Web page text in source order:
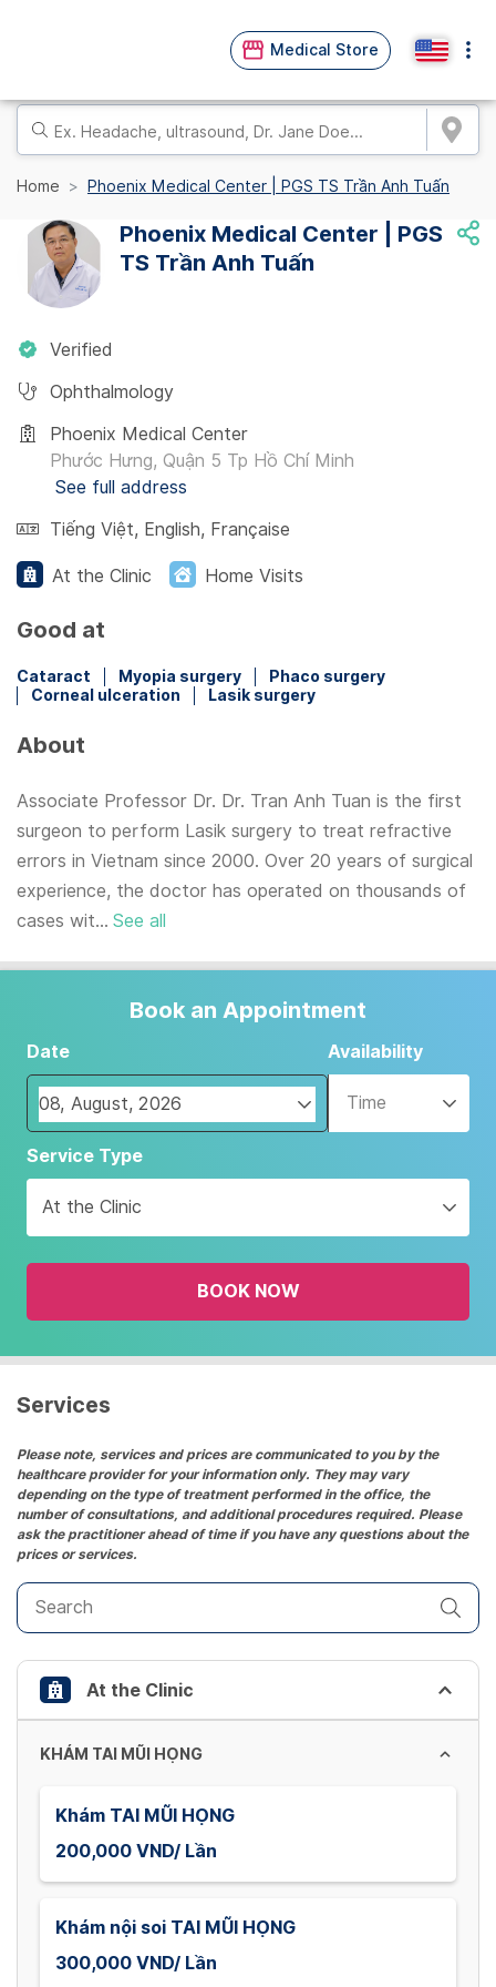
Medical Store
Home Phoenix Medical Center | PGS TS Trần Anh Tuấn
Phoenix Medical Center | PGS
TS Trần Anh Tuấn
Verified
Ophthalmology
Phoenix Medical Center
Phước Hưng, Quận 5 Tp Hồ Chí Minh
See full address
Tiếng Việt, English, Française
At the Clinic Home Visits
Good at
Cataract Myopia surgery
Phaco surgery
Corneal ulceration
Lasik surgery
About
Associate Professor Dr. Dr. Tran Anh Tuan is the first
surgeon to perform Lasik surgery to treat refractive
errors in Vietnam since 2000. Over 20 years of surgical
experience, the doctor has operated on thousands of
cases wit... See all
Book an Appointment
Date
Navigate
forward
interact
with
the
and
date.
the
question
mark
key
to
get
the
keyboard
shortcuts
for
changing
dates.
Availability
Time
Service Type
At the Clinic
BOOK NOW
Services
Please note, services and prices are communicated to you by the
healthcare provider for your information only. They may vary
depending on the type of treatment performed in the office, the
number of consultations, and additional procedures required. Please
ask the practitioner ahead of time if you have any questions about the
prices or services.
At the Clinic
KHÁM TAI MŨI HỌNG
Khám TAI MŨI HỌNG
200,000 VND/ Lần
Khám nội soi TAI MŨI HỌNG
300,000 VND/ Lần